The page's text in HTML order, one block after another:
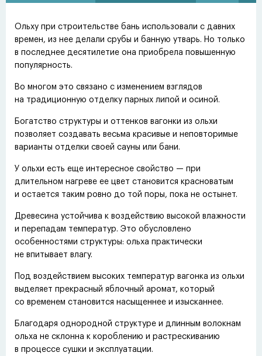
Ольху при строительстве бань использовали с давних
времен, из нее делали срубы и банную утварь. Но только
в последнее десятилетие она приобрела повышенную
популярность.
Во многом это связано с изменением взглядов
на традиционную отделку парных липой и осиной.
Богатство структуры и оттенков вагонки из ольхи
позволяет создавать весьма красивые и неповторимые
варианты отделки своей сауны или бани.
У ольхи есть еще интересное свойство — при
длительном нагреве ее цвет становится красноватым
и остается таким ровно до той поры, пока не остынет.
Древесина устойчива к воздействию высокой влажности
и перепадам температур. Это обусловлено
особенностями структуры: ольха практически
не впитывает влагу.
Под воздействием высоких температур вагонка из ольхи
выделяет прекрасный яблочный аромат, который
со временем становится насыщеннее и изысканнее.
Благодаря однородной структуре и длинным волокнам
ольха не склонна к короблению и растрескиванию
в процессе сушки и эксплуатации.